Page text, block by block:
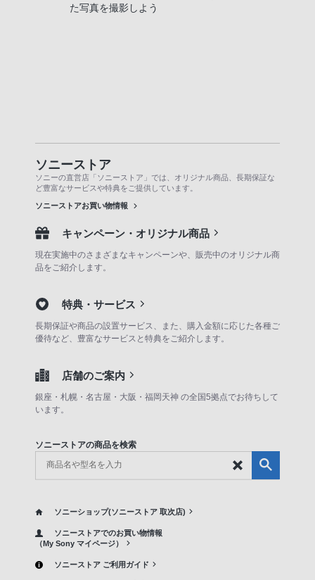
た写真を撮影しよう
ソニーストア
ソニーの直営店「ソニーストア」では、オリジナル商品、長期保証な
ど豊富なサービスや特典をご提供しています。
ソニーストアお買い物情報
キャンペーン・オリジナル商品
現在実施中のさまざまなキャンペーンや、販売中のオリジナル商
品をご紹介します。
特典・サービス
長期保証や商品の設置サービス、また、購入金額に応じた各種ご
優待など、豊富なサービスと特典をご紹介します。
店舗のご案内
銀座・札幌・名古屋・大阪・福岡天神 の全国5拠点でお待ちして
います。
ソニーストアの商品を検索
ソニーショップ(ソニーストア 取次店)
ソニーストアでのお買い物情報
（My Sony マイページ）
ソニーストア ご利用ガイド